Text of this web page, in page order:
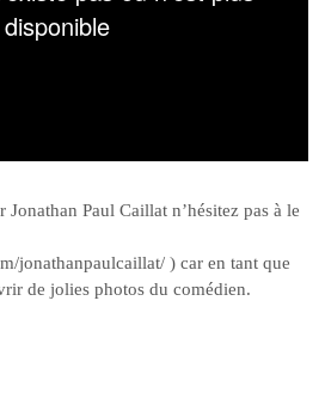
Jonathan Paul Caillat n’hésitez pas à le
jonathanpaulcaillat/ ) car en tant que
de jolies photos du comédien.